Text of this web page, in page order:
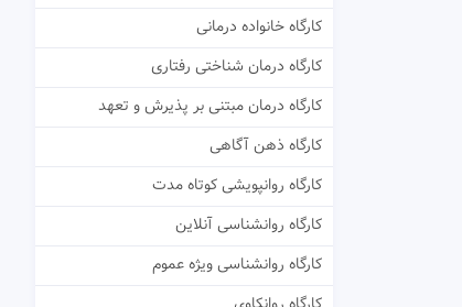
کارگاه خانواده درمانی
کارگاه درمان شناختی رفتاری
کارگاه درمان مبتنی بر پذیرش و تعهد
کارگاه ذهن آگاهی
کارگاه روانپویشی کوتاه مدت
کارگاه روانشناسی آنلاین
کارگاه روانشناسی ویژه عموم